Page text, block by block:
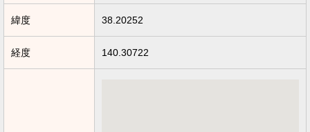
緯度 38.20252
経度 140.30722